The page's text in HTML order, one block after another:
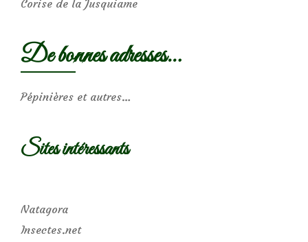
Corise de la Jusquiame
De bonnes adresses…
Pépinières et autres…
Sites intéressants
Natagora
Insectes.net